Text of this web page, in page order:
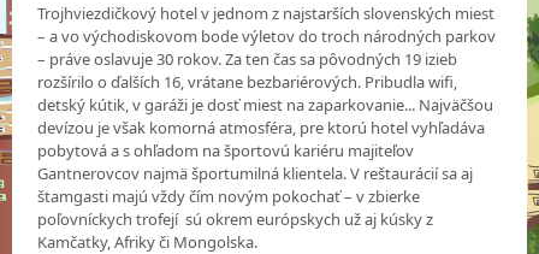
Trojhviezdičkový hotel v jednom z najstarších slovenských miest
– a vo východiskovom bode výletov do troch národných parkov
– práve oslavuje 30 rokov. Za ten čas sa pôvodných 19 izieb
rozšírilo o ďalších 16, vrátane bezbariérových. Pribudla wifi,
detský kútik, v garáži je dosť miest na zaparkovanie... Najväčšou
devízou je však komorná atmosféra, pre ktorú hotel vyhľadáva
pobytová a s ohľadom na športovú kariéru majiteľov
Gantnerovcov najmä športumilná klientela. V reštaurácií sa aj
štamgasti majú vždy čím novým pokochať – v zbierke
poľovníckych trofejí sú okrem európskych už aj kúsky z
Kamčatky, Afriky či Mongolska.